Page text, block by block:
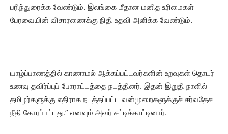
பரிந்துரைக்க வேண்டும். இலங்கை மீதான மனித உரிமைகள்
பேரவையின் விசாரணைக்கு நிதி உதவி அளிக்க வேண்டும்.
யாழ்ப்பாணத்தில் காணாமல் ஆக்கப்பட்டவர்களின் உறவுகள் தொடர்
உணவு தவிர்ப்புப் போராட்டத்தை நடத்தினர். இதன் இறுதி நாளில்
தமிழர்களுக்கு எதிராக நடத்தப்பட்ட வன்முறைகளுக்குச் சர்வதேச
நீதி கோரப்பட்டது.” எனவும் அவர் சுட்டிக்காட்டினார்.